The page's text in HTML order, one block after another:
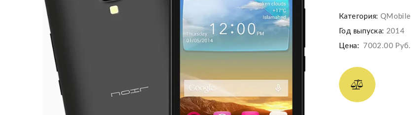
Категория: QMobile
Год выпуска: 2014
Цена: 7002.00 Руб.